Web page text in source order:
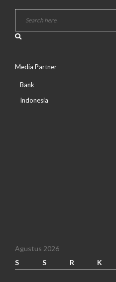
Media Partner
Bank
Indonesia
Agustus 2026
S
S R K